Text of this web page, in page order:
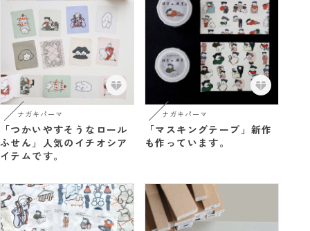
ナガキパーマ
「つかいやすそうなロール
ふせん」人気のイチオシア
イテムです。
ナガキパーマ
「マスキングテープ」新作
も作っています。